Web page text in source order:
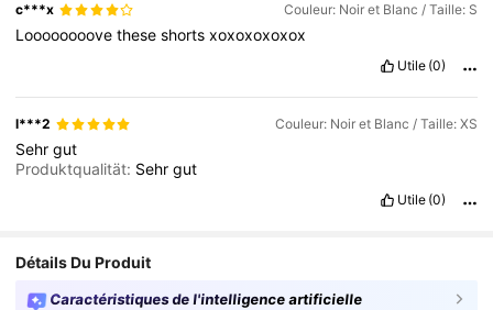
c***x Couleur: Noir et Blanc / Taille: S
Loooooooovetheseshortsxoxoxoxoxox
Utile (0)
l***2 Couleur: Noir et Blanc / Taille: XS
Sehrgut
Produktqualität: Sehrgut
Utile (0)
Détails Du Produit
Caractéristiques de l'intelligence artificielle